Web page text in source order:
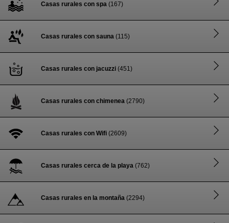
Casas rurales con spa (167)
Casas rurales con sauna (115)
Casas rurales con jacuzzi (451)
Casas rurales con chimenea (2790)
Casas rurales con Wifi (2609)
Casas rurales cerca de la playa (762)
Casas rurales en la montaña (2294)